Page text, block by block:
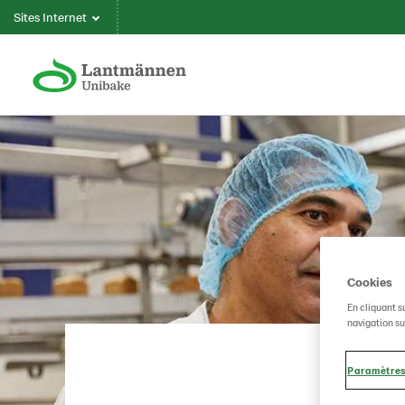
Sites Internet
Cookies
En cliquant
navigation